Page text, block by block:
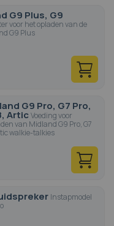
G9 Plus, G9
voor het opladen van de
G9 Plus
G9 Pro, G7 Pro,
ArticVoeding voor
van Midland G9 Pro, G7
walkie-talkies
Instapmodel